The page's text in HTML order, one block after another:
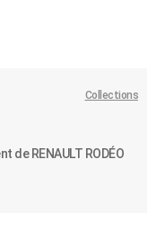
Collections
de RENAULT RODÉO